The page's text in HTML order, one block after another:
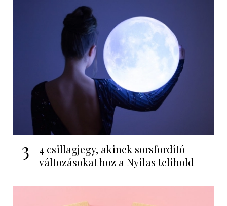
3
4 csillagjegy, akinek sorsfordító
változásokat hoz a Nyilas telihold